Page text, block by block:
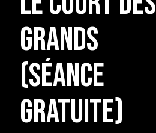
GRANDS
(SÉANCE
GRATUITE)